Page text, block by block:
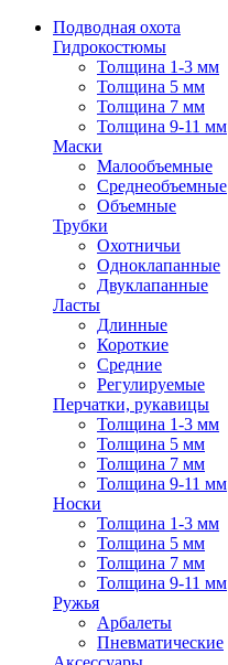
Подводная охота
Гидрокостюмы
Толщина 1-3 мм
Толщина 5 мм
Толщина 7 мм
Толщина 9-11 мм
Маски
Малообъемные
Среднеобъемные
Объемные
Трубки
Охотничьи
Одноклапанные
Двуклапанные
Ласты
Длинные
Короткие
Средние
Регулируемые
Перчатки, рукавицы
Толщина 1-3 мм
Толщина 5 мм
Толщина 7 мм
Толщина 9-11 мм
Носки
Толщина 1-3 мм
Толщина 5 мм
Толщина 7 мм
Толщина 9-11 мм
Ружья
Арбалеты
Пневматические